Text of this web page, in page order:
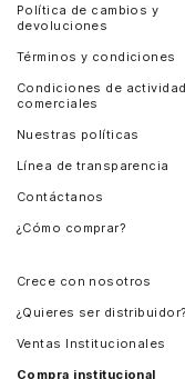
Política de cambios y
devoluciones
Términos y condiciones
Condiciones de
comerciales
Nuestras políticas
Línea de transparencia
Contáctanos
¿Cómo comprar?
Crece con nosotros
¿Quieres ser distribuidor?
Ventas Institucionales
Compra institucional